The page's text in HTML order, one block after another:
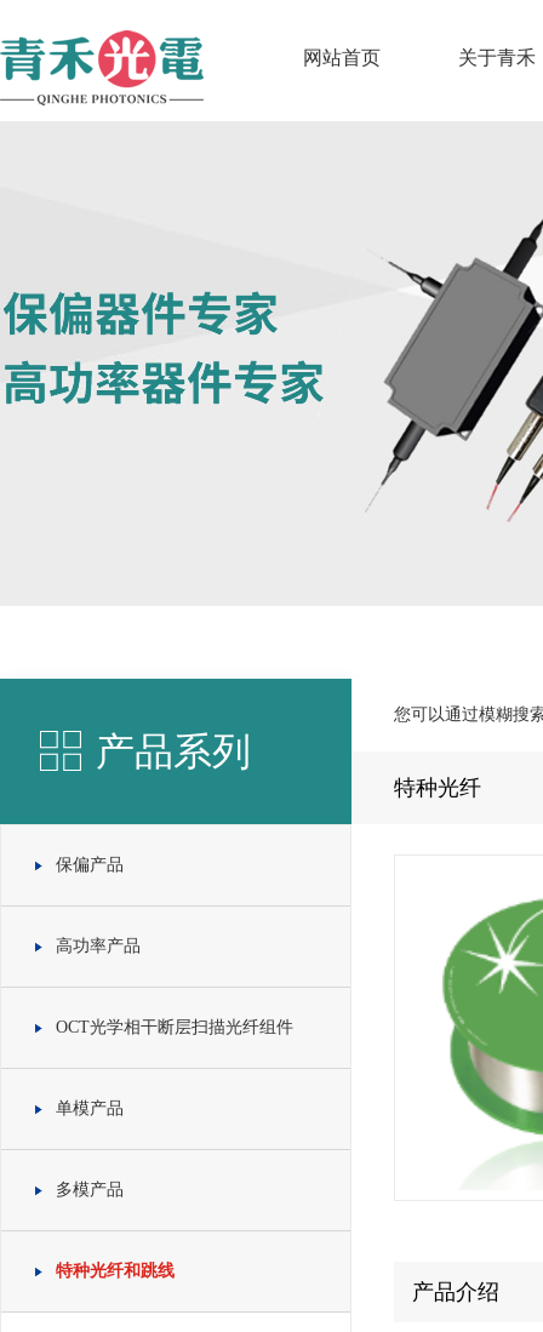
网站首页 关于青禾
产品系列
保偏产品
高功率产品
OCT光学相干断层扫描光纤组件
单模产品
多模产品
特种光纤和跳线
您可以通过模糊搜
特种光纤
产品介绍